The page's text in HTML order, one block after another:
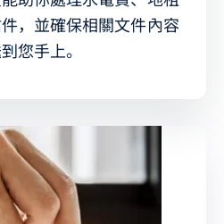
，並確保相關文件內容
您手上。